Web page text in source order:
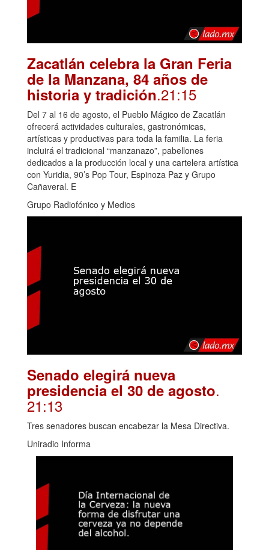
Zacatlán celebra la Gran Feria
de la Manzana, 84 años de
historia y tradición.21:15
Del 7 al 16 de agosto, el Pueblo Mágico de Zacatlán
ofrecerá actividades culturales, gastronómicas,
artísticas y productivas para toda la familia. La feria
incluirá el tradicional “manzanazo”, pabellones
dedicados a la producción local y una cartelera artística
con Yuridia, 90’s Pop Tour, Espinoza Paz y Grupo
Cañaveral. E
Grupo Radiofónico y Medios
Senado elegirá nueva
presidencia el 30 de agosto.
21:13
Tres senadores buscan encabezar la Mesa Directiva.
Uniradio Informa